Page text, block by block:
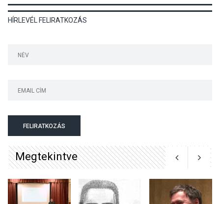
KULTÚRA 2026 AUG 05
Különleges nyári élményt
a parkolási díjak
Nőtt a fontosabb nyári
gyümölcsök
HÍRLEVÉL FELIRATKOZÁS
FELIRATKOZÁS
Megtekintve